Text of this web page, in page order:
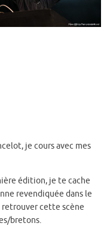
je cours avec mes
édition, je te cache
revendiquée dans le
retrouver cette scène
bretons.